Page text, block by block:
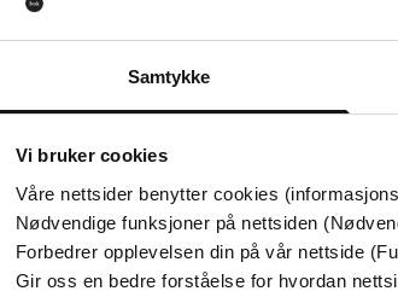
Samtykke
Vi bruker cookies
Våre nettsider benytter cookies
Nødvendige funksjoner på nettsiden
Forbedrer opplevelsen din på vår nettside
Gir oss en bedre forståelse for hvordan
også kjøpt
Første gang på tilbud